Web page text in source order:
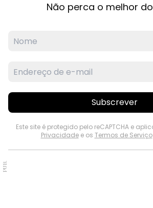
Não perca o melhor
Subscrever
Este site é protegido pelo reCAPTCHA e
Privacidadee os Termos de Serviço
PUB.